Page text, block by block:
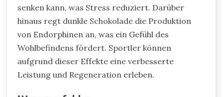
senken kann, was Stress reduziert. Darüber
hinaus regt dunkle Schokolade die Produktion
von Endorphinen an, was ein Gefühl des
Wohlbefindens fördert. Sportler können
aufgrund dieser Effekte eine verbesserte
Leistung und Regeneration erleben.